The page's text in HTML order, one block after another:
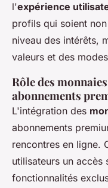
l'expérience
profils qui soient
niveau des intérêts,
valeurs et des
Rôle des
abonnements
L'intégration des
abonnements
rencontres en ligne.
utilisateurs un accès
fonctionnalités